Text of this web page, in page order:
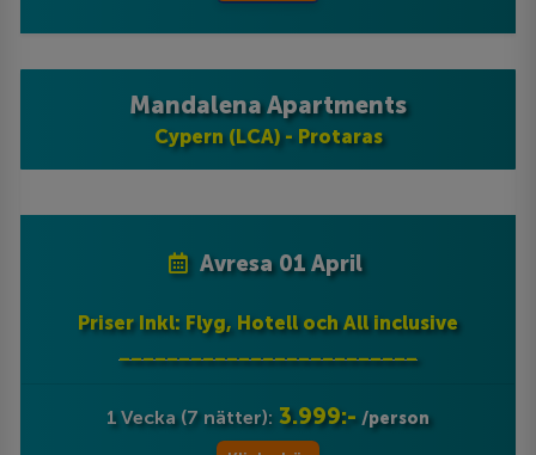
Mandalena Apartments
Cypern (LCA) - Protaras
Avresa 01 April
Priser Inkl: Flyg, Hotell och All inclusive
_________________________
1 Vecka (7 nätter): 3.999:- /person